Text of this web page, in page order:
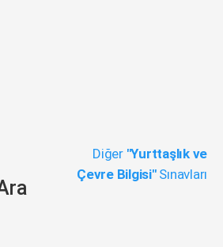
Diğer "Yurttaşlık ve
Çevre Bilgisi"Sınavları